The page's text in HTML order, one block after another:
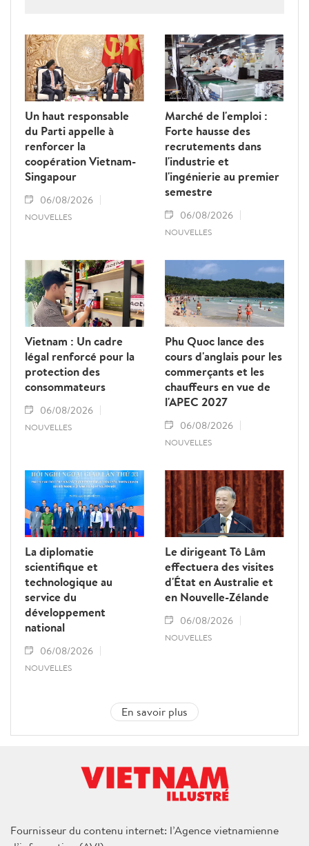
contrat. Ils ont proposé plusieurs mesures
visant à renforcer la gestion de l’État, à
lutter contre les fraudes et à mieux
protéger les droits et les intérêts légitimes
des travailleurs.
Un haut responsable
du Parti appelle à
renforcer la
coopération Vietnam-
Singapour
06/08/2026
NOUVELLES
Marché de l'emploi :
Forte hausse des
recrutements dans
l'industrie et
l'ingénierie au premier
semestre
06/08/2026
NOUVELLES
Vietnam : Un cadre
légal renforcé pour la
protection des
consommateurs
06/08/2026
NOUVELLES
Phu Quoc lance des
cours d'anglais pour les
commerçants et les
chauffeurs en vue de
l'APEC 2027
06/08/2026
NOUVELLES
La diplomatie
scientifique et
technologique au
service du
développement
national
06/08/2026
NOUVELLES
Le dirigeant Tô Lâm
effectuera des visites
d'État en Australie et
en Nouvelle-Zélande
06/08/2026
NOUVELLES
En savoir plus
Fournisseur du contenu internet: l’Agence vietnamienne